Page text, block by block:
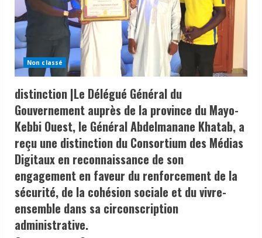
Non classé
distinction |Le Délégué Général du
Gouvernement auprès de la province du Mayo-
Kebbi Ouest, le Général Abdelmanane Khatab, a
reçu une distinction du Consortium des Médias
Digitaux en reconnaissance de son
engagement en faveur du renforcement de la
sécurité, de la cohésion sociale et du vivre-
ensemble dans sa circonscription
administrative.